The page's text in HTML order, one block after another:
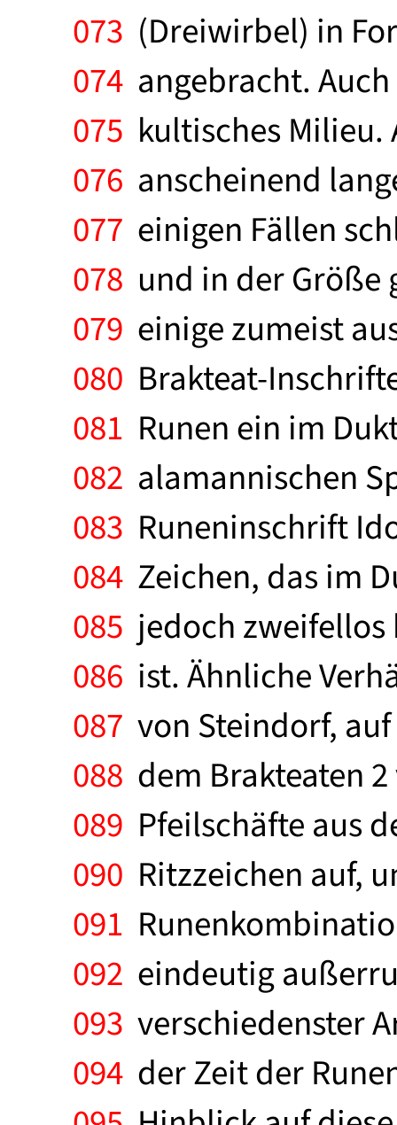
073 (Dreiwirbel) in
074 angebracht.
075 kultisches
076 anscheinend
077 einigen Fällen
078 und in der Größe
079 einige zumeist
080 Brakteat-
081 Runen ein im
082 alamannischen
083 Runeninschrift
084 Zeichen, das im
085 jedoch
086 ist. Ähnliche
087 von Steindorf,
088 dem Brakteaten
089 Pfeilschäfte aus
090 Ritzzeichen auf,
091
092 eindeutig
093 verschiedenster
094 der Zeit der